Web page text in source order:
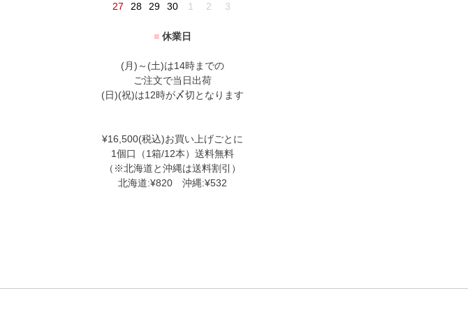
27
28 29 30 1 2 3
■ 休業日
(月)～(土)は14時までの
ご注文で当日出荷
(日)(祝)は12時が〆切となります
¥16,500(税込)お買い上げごとに
1個口（1箱/12本）送料無料
（※北海道と沖縄は送料割引）
北海道:¥820 沖縄:¥532